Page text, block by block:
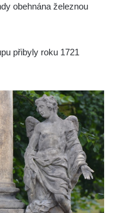
domu
v
obehnána železnou
přibyly roku 1721